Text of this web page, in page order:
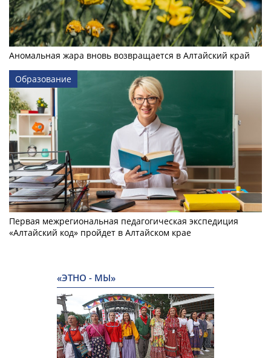
Аномальная жара вновь возвращается в Алтайский край
Образование
Первая межрегиональная педагогическая экспедиция
«Алтайский код» пройдет в Алтайском крае
«ЭТНО - МЫ»